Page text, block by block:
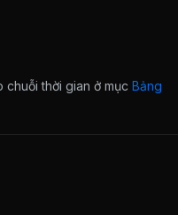
chuỗi thời gian ở mục Bảng